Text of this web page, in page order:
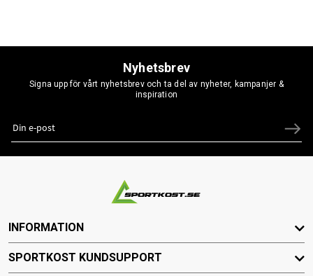
Nyhetsbrev
Signa upp för vårt nyhetsbrev och ta del av nyheter, kampanjer &
inspiration
INFORMATION
SPORTKOST KUNDSUPPORT